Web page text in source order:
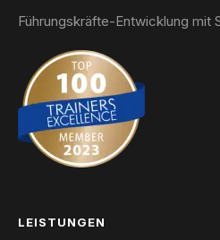
Führungskräfte-Entwicklung mit
LEISTUNGEN